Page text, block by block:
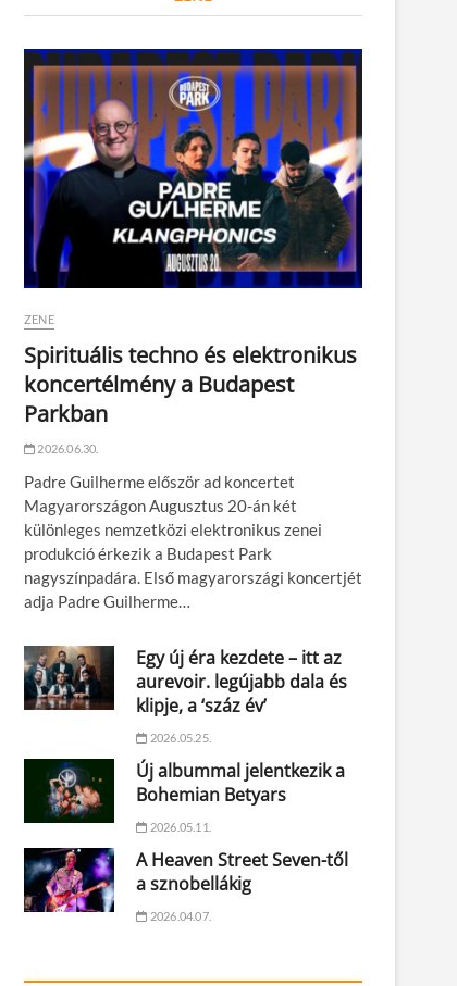
ZENE
Spirituális techno és elektronikus
koncertélmény a Budapest
Parkban
2026.06.30.
Padre Guilherme először ad koncertet
Magyarországon Augusztus 20-án két
különleges nemzetközi elektronikus zenei
produkció érkezik a Budapest Park
nagyszínpadára. Első magyarországi koncertjét
adja Padre Guilherme…
Egy új éra kezdete – itt az
aurevoir. legújabb dala és
klipje, a ‘száz év’
2026.05.25.
Új albummal jelentkezik a
Bohemian Betyars
2026.05.11.
A Heaven Street Seven-től
a sznobellákig
2026.04.07.